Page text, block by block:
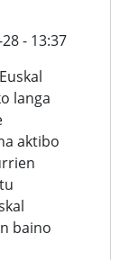
- 13:37
langa
aktibo
baino